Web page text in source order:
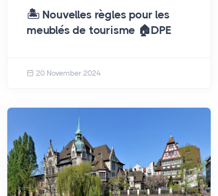
🏝️ Nouvelles règles pour les
meublés de tourisme 🏠DPE
20 November 2024